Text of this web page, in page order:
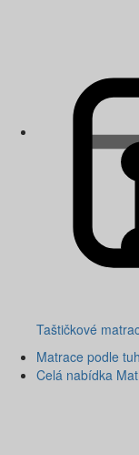
Taštičkové
Matrace podle
Celá nabídka